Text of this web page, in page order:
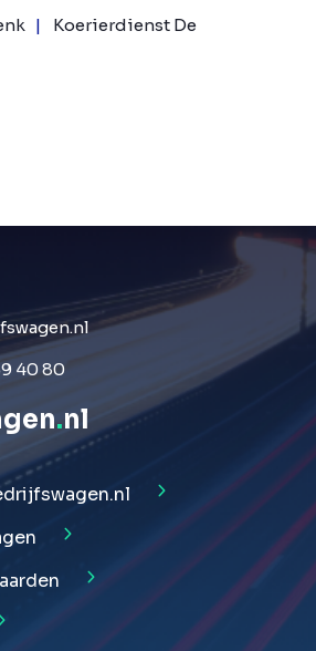
Koerierdienst De
40 80
.nl